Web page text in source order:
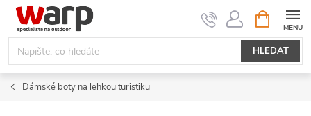
Přejít
obsah
HLEDAT
NÁKUPNÍ
KOŠÍK
Dámské boty na lehkou turistiku